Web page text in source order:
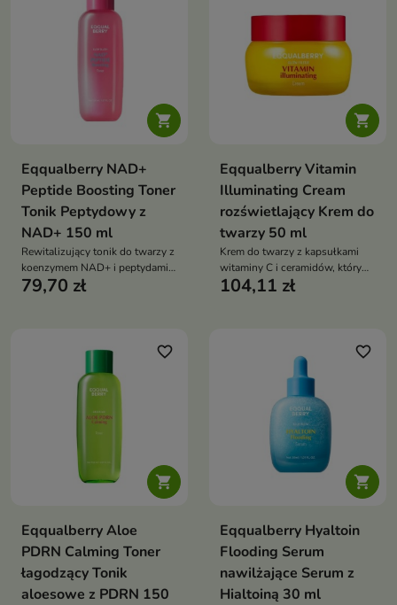

Eqqualberry NAD+
Peptide Boosting Toner
Tonik Peptydowy z
NAD+ 150 ml
Rewitalizujący tonik do twarzy z
koenzymem NAD+ i peptydami,
który poprawia jędrność skóry,
79,70 zł

Eqqualberry Vitamin
Illuminating Cream
rozświetlający Krem do
twarzy 50 ml
Krem do twarzy z kapsułkami
witaminy C i ceramidów, który
rozświetla skórę, wyrównuje
104,11 zł

favorite_border
Eqqualberry Aloe
PDRN Calming Toner
łagodzący Tonik
aloesowe z PDRN 150

favorite_border
Eqqualberry Hyaltoin
Flooding Serum
nawilżające Serum z
Hialtoiną 30 ml